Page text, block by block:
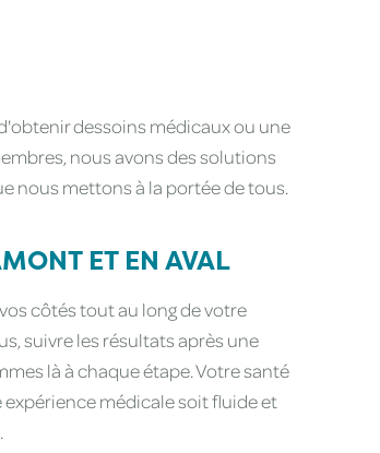
dessoins médicaux ou une
nous avons des solutions
nous mettons à la portée de tous.
ET EN AVAL
côtés tout au long de votre
suivre les résultats après une
là à chaque étape. Votre santé
médicale soit fluide et